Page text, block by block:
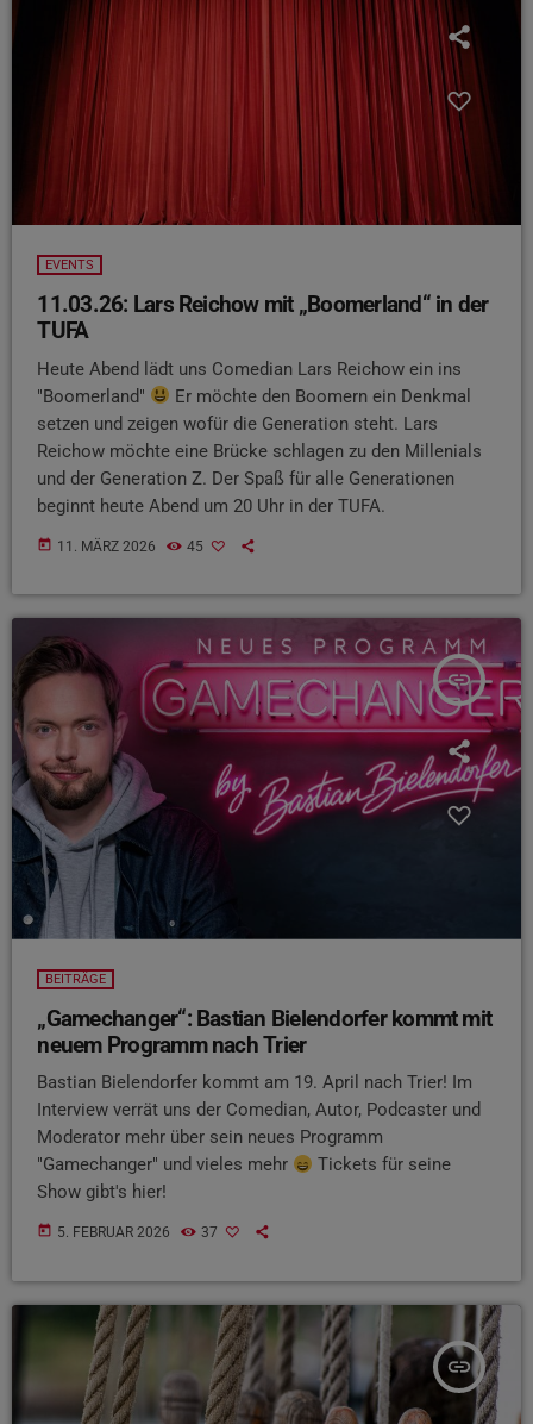
EVENTS
11.03.26: Lars Reichow mit „Boomerland“ in der
TUFA
Heute Abend lädt uns Comedian Lars Reichow ein ins
"Boomerland"
Er möchte den Boomern ein Denkmal
setzen und zeigen wofür die Generation steht. Lars
Reichow möchte eine Brücke schlagen zu den Millenials
und der Generation Z. Der Spaß für alle Generationen
beginnt heute Abend um 20 Uhr in der TUFA.
today 11. MÄRZ 2026 45
insert_link
BEITRÄGE
„Gamechanger“: Bastian Bielendorfer kommt mit
neuem Programm nach Trier
Bastian Bielendorfer kommt am 19. April nach Trier! Im
Interview verrät uns der Comedian, Autor, Podcaster und
Moderator mehr über sein neues Programm
"Gamechanger" und vieles mehr
Tickets für seine
Show gibt's hier!
today 5. FEBRUAR 2026 37
insert_link